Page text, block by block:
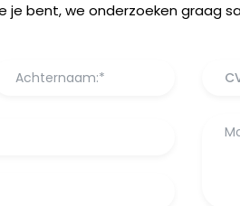
je bent, we onderzoeken graag